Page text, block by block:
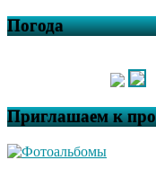
Погода
Приглашаем к